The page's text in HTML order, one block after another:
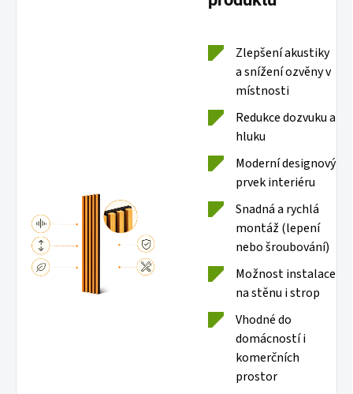
Zlepšení akustiky
a snížení ozvěny v
místnosti
Redukce dozvuku a
hluku
Moderní designový
prvek interiéru
Snadná a rychlá
montáž (lepení
nebo šroubování)
Možnost instalace
na stěnu i strop
Vhodné do
domácností i
komerčních
prostor